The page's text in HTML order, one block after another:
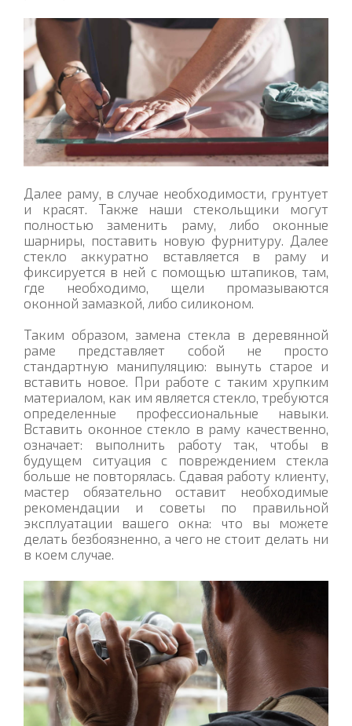
Далее раму, в случае необходимости, грунтует
и красят. Также наши стекольщики могут
полностью заменить раму, либо оконные
шарниры, поставить новую фурнитуру. Далее
стекло аккуратно вставляется в раму и
фиксируется в ней с помощью штапиков, там,
где необходимо, щели промазываются
оконной замазкой, либо силиконом.
Таким образом, замена стекла в деревянной
раме представляет собой не просто
стандартную манипуляцию: вынуть старое и
вставить новое. При работе с таким хрупким
материалом, как им является стекло, требуются
определенные профессиональные навыки.
Вставить оконное стекло в раму качественно,
означает: выполнить работу так, чтобы в
будущем ситуация с повреждением стекла
больше не повторялась. Сдавая работу клиенту,
мастер обязательно оставит необходимые
рекомендации и советы по правильной
эксплуатации вашего окна: что вы можете
делать безбоязненно, а чего не стоит делать ни
в коем случае.